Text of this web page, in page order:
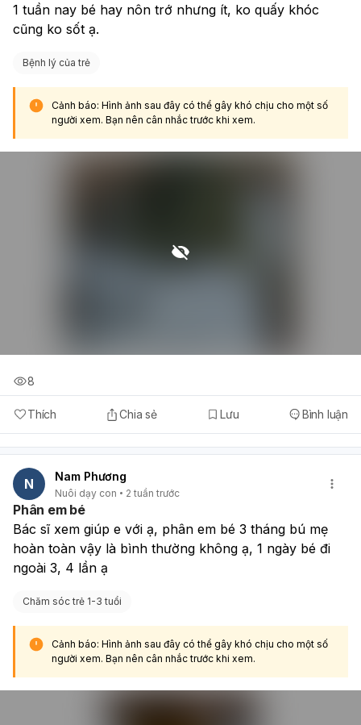
1 tuần nay bé hay nôn trớ nhưng ít, ko quấy khóc
cũng ko sốt ạ.
Bệnh lý của trẻ
Cảnh báo: Hình ảnh sau đây có thể gây khó chịu cho một số
người xem. Bạn nên cân nhắc trước khi xem.
Thích Chia sẻ Lưu Bình luận
8
N Nam Phương
Nuôi dạy con 2 tuần trước
Phân em bé
Bác sĩ xem giúp e với ạ, phân em bé 3 tháng bú mẹ
hoàn toàn vậy là bình thường không ạ, 1 ngày bé đi
ngoài 3, 4 lần ạ
Chăm sóc trẻ 1-3 tuổi
Cảnh báo: Hình ảnh sau đây có thể gây khó chịu cho một số
người xem. Bạn nên cân nhắc trước khi xem.